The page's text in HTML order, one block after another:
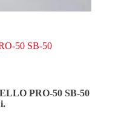
50 SB-50
PRO-50 SB-50